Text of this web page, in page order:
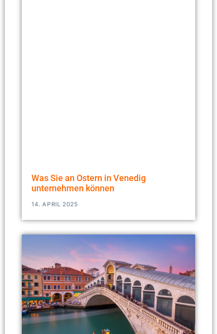
Was Sie an Ostern in Venedig
unternehmen können
14. APRIL 2025